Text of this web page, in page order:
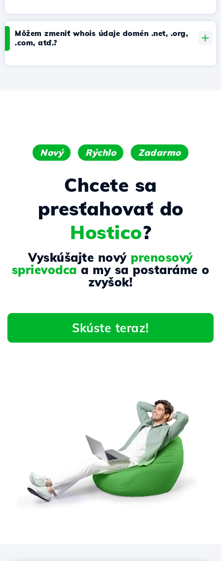
Môžem zmeniť whois údaje domén .net, .org,
.com, atď.?
Nový Rýchlo Zadarmo
Chcete sa
presťahovať do
Hostico?
Vyskúšajte nový prenosový
sprievodca a my sa postaráme o
zvyšok!
Skúste teraz!